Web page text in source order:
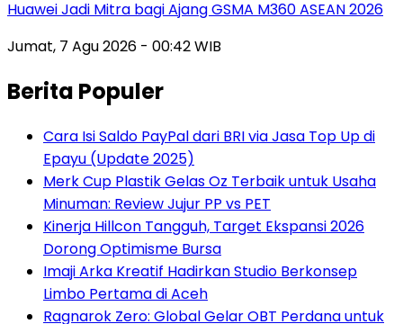
Huawei Jadi Mitra bagi Ajang GSMA M360 ASEAN 2026
Jumat, 7 Agu 2026 - 00:42 WIB
Berita Populer
Cara Isi Saldo PayPal dari BRI via Jasa Top Up di
Epayu (Update 2025)
Merk Cup Plastik Gelas Oz Terbaik untuk Usaha
Minuman: Review Jujur PP vs PET
Kinerja Hillcon Tangguh, Target Ekspansi 2026
Dorong Optimisme Bursa
Imaji Arka Kreatif Hadirkan Studio Berkonsep
Limbo Pertama di Aceh
Ragnarok Zero: Global Gelar OBT Perdana untuk